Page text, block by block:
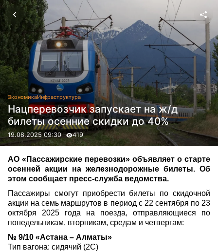
ЭкономикаИнфраструктура
Нацперевозчик запускает на ж/д
билеты осенние скидки до 40%
19.08.2025 09:30 419
АО «Пассажирские перевозки» объявляет о старте
осенней акции на железнодорожные билеты. Об
этом сообщает пресс-служба ведомства.
Пассажиры смогут приобрести билеты по скидочной
акции на семь маршрутов в период с 22 сентября по 23
октября 2025 года на поезда, отправляющиеся по
понедельникам, вторникам, средам и четвергам:
№ 9/10 «Астана – Алматы»
Тип вагона: сидячий (2С)